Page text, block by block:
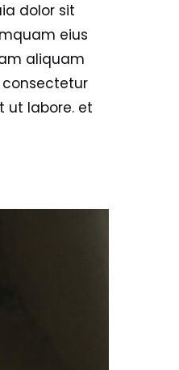
dolor sit
eius
aliquam
ut labore. et